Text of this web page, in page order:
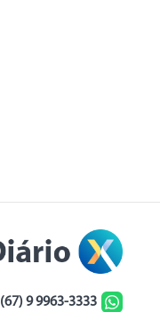
(67) 9 9963-3333